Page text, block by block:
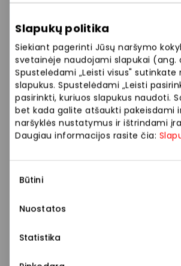
Slapukų politika
Siekiant pagerinti Jūsų naršymo
svetainėje naudojami slapukai (ang.
Spustelėdami „Leisti visus" sutinkate
slapukus. Spustelėdami „Leisti
pasirinkti, kuriuos slapukus naudoti.
bet kada galite atšaukti pakeisdami
naršyklės nustatymus ir ištrindami
Daugiau informacijos rasite čia:
pasirinkimas
Būtini
Nuostatos
Statistika